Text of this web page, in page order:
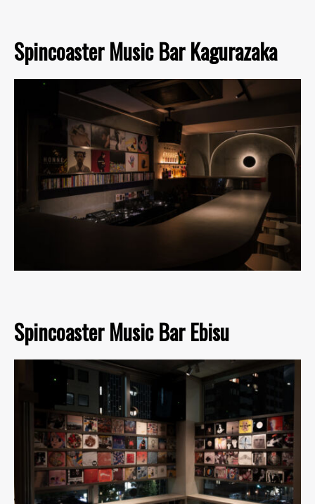
Spincoaster Music Bar Kagurazaka
Spincoaster Music Bar Ebisu